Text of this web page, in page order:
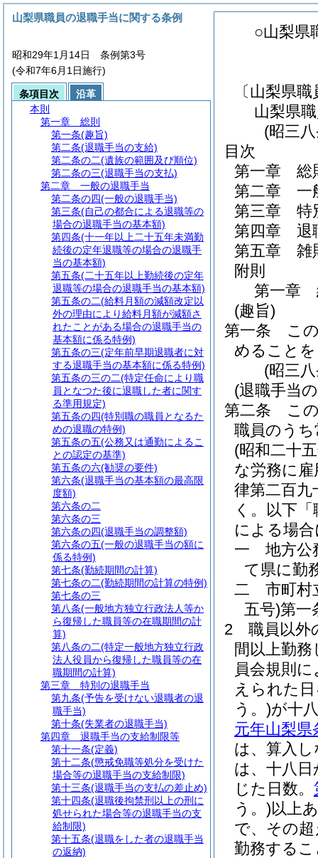
○山梨県
〔山梨県
山梨県
(昭三
目次
第一章
総
第二章
一
第三章
特
第四章
退
第五章
雑
附則
第一章
(趣旨)
第一条
こ
めること
(昭三
(退職手当
第二条
こ
職員のう
(昭和二十
な労務に
律第二百九
く。以下
による場
一
地方公
て県に勤
二
市町村
五号)第一
2
職員以外
間以上勤務
員会規則
えられた
う。)が十
元年山梨県
は、算入
は、十八
じた日数。
う。)以上
で、その
勤務する
山梨県職員の退職手当に関する条例
昭和29年1月14日 条例第3号
(令和7年6月1日施行)
条項目次
沿革
本則
第一章
総則
第一条(趣旨)
第二条(退職手当の支給)
第二条の二(遺族の範囲及び順位)
第二条の三(退職手当の支払)
第二章
一般の退職手当
第二条の四(一般の退職手当)
第三条(自己の都合による退職等の
場合の退職手当の基本額)
第四条(十一年以上二十五年未満勤
続後の定年退職等の場合の退職手
当の基本額)
第五条(二十五年以上勤続後の定年
退職等の場合の退職手当の基本額)
第五条の二(給料月額の減額改定以
外の理由により給料月額が減額さ
れたことがある場合の退職手当の
基本額に係る特例)
第五条の三(定年前早期退職者に対
する退職手当の基本額に係る特例)
第五条の三の二(特定任命により職
員となつた後に退職した者に関す
る準用規定)
第五条の四(特別職の職員となるた
めの退職の特例)
第五条の五(公務又は通勤によるこ
との認定の基準)
第五条の六(勧奨の要件)
第六条(退職手当の基本額の最高限
度額)
第六条の二
第六条の三
第六条の四(退職手当の調整額)
第六条の五(一般の退職手当の額に
係る特例)
第七条(勤続期間の計算)
第七条の二(勤続期間の計算の特例)
第七条の三
第八条(一般地方独立行政法人等か
ら復帰した職員等の在職期間の計
算)
第八条の二(特定一般地方独立行政
法人役員から復帰した職員等の在
職期間の計算)
第三章
特別の退職手当
第九条(予告を受けない退職者の退
職手当)
第十条(失業者の退職手当)
第四章
退職手当の支給制限等
第十一条(定義)
第十二条(懲戒免職等処分を受けた
場合等の退職手当の支給制限)
第十三条(退職手当の支払の差止め)
第十四条(退職後拘禁刑以上の刑に
処せられた場合等の退職手当の支
給制限)
第十五条(退職をした者の退職手当
の返納)